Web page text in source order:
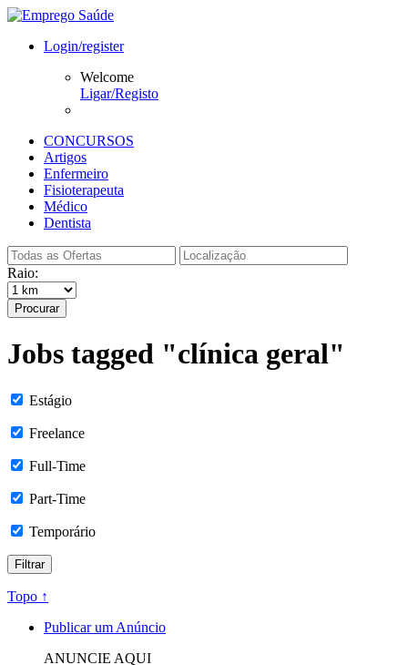
Login/register
Welcome
Ligar/Registo
CONCURSOS
Artigos
Enfermeiro
Fisioterapeuta
Médico
Dentista
Raio:
Procurar
Jobs tagged "clínica geral"
Estágio
Freelance
Full-Time
Part-Time
Temporário
Topo ↑
Publicar um Anúncio
ANUNCIE AQUI